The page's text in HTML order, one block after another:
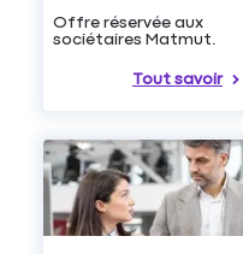
Offre réservée aux
sociétaires Matmut.
Tout savoir